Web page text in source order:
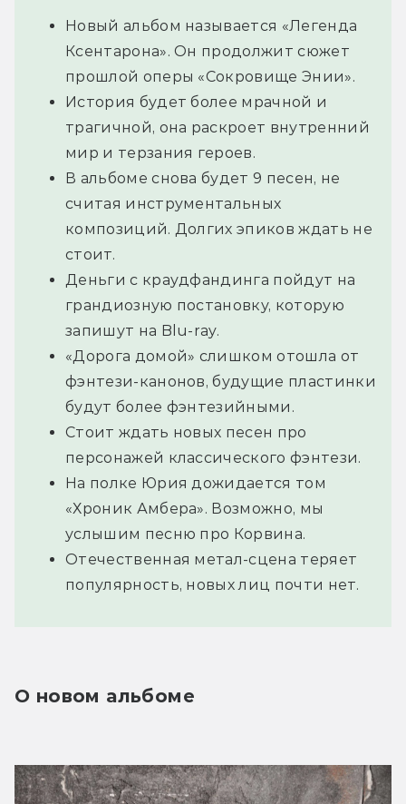
Новый альбом называется «Легенда
Ксентарона». Он продолжит сюжет
прошлой оперы «Сокровище Энии».
История будет более мрачной и
трагичной, она раскроет внутренний
мир и терзания героев.
В альбоме снова будет 9 песен, не
считая инструментальных
композиций. Долгих эпиков ждать не
стоит.
Деньги с краудфандинга пойдут на
грандиозную постановку, которую
запишут на Blu-ray.
«Дорога домой» слишком отошла от
фэнтези-канонов, будущие пластинки
будут более фэнтезийными.
Стоит ждать новых песен про
персонажей классического фэнтези.
На полке Юрия дожидается том
«Хроник Амбера». Возможно, мы
услышим песню про Корвина.
Отечественная метал-сцена теряет
популярность, новых лиц почти нет.
О новом альбоме